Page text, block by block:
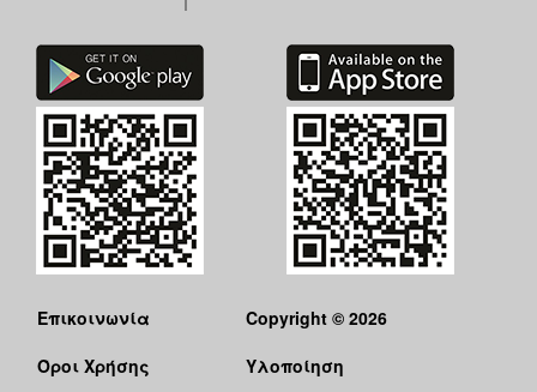
Επικοινωνία
Όροι Χρήσης
Copyright © 2026
Υλοποίηση